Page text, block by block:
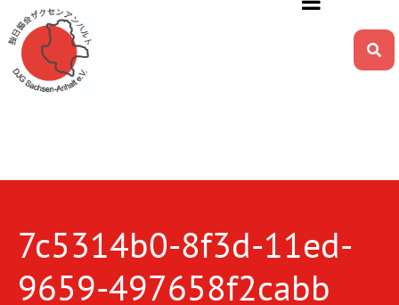
7c5314b0-8f3d-11ed-
9659-497658f2cabb